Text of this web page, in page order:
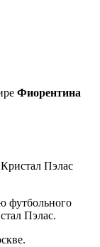
Фиорентина
Пэлас
футбольного
Пэлас.